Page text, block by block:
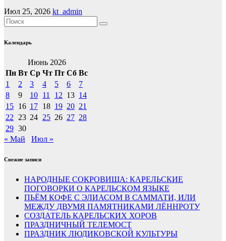
Июл 25, 2026 kt_admin
Календарь
Июнь 2026
Пн Вт Ср Чт Пт Сб Вс
1
2 3 4 5 6
7
8
9 10 11 12 13 14
15 16 17 18 19 20 21
22 23 24 25 26 27 28
29 30
« Май
Июл »
Свежие записи
НАРОДНЫЕ СОКРОВИЩА: КАРЕЛЬСКИЕ
ПОГОВОРКИ О КАРЕЛЬСКОМ ЯЗЫКЕ
ПЬЁМ КОФЕ С ЭЛИАСОМ В САММАТИ, ИЛИ
МЕЖДУ ДВУМЯ ПАМЯТНИКАМИ ЛЁННРОТУ
СОЗДАТЕЛЬ КАРЕЛЬСКИХ ХОРОВ
ПРАЗДНИЧНЫЙ ТЕЛЕМОСТ
ПРАЗДНИК ЛЮДИКОВСКОЙ КУЛЬТУРЫ